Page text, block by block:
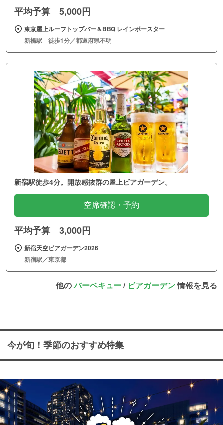
平均予算 5,000円
東京屋上ルーフトップバー＆BBQ レインボースター
新橋駅 徒歩1分／都道府県不明
新宿駅徒歩4分。開放感抜群の屋上ビアガーデン。
空席確認・予約
平均予算 3,000円
新宿天空ビアガーデン2026
新宿駅／東京都
他のバーベキュー/ ビアガーデン情報を見る
今が旬！季節のおすすめ特集